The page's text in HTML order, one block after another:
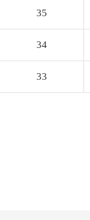
35
34
33